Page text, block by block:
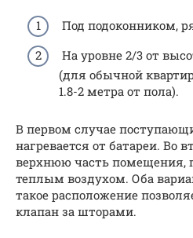
Под подоконником,
На уровне 2/3 от
(для обычной
1.8-2 метра от пола).
В первом случае
нагревается от батареи. Во
верхнюю часть помещения,
теплым воздухом. Оба
такое расположение
клапан за шторами.